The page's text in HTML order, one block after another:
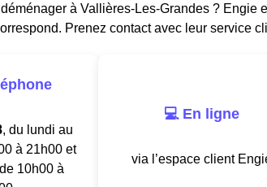
à Vallières-Les-Grandes ? Engie
Prenez contact avec leur service
, du lundi au
à 21h00 et
10h00 à
💻 En ligne
via l’espace client